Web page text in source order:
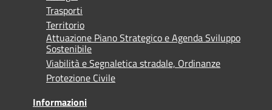
Trasporti
Territorio
Attuazione Piano Strategico e Agenda Sviluppo
Sostenibile
Viabilità e Segnaletica stradale, Ordinanze
Protezione Civile
Informazioni